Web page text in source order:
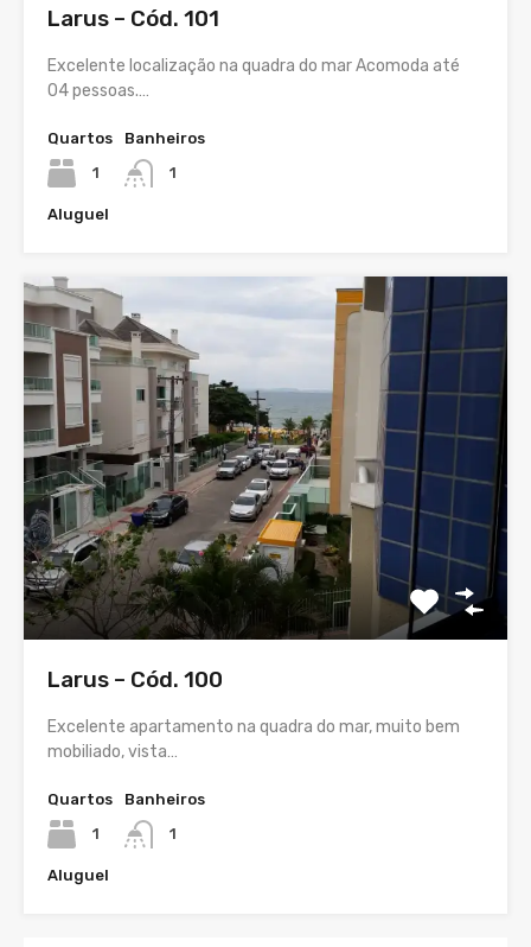
Larus – Cód. 101
Excelente localização na quadra do mar Acomoda até
04 pessoas.…
Quartos
1
Banheiros
1
Aluguel
Larus – Cód. 100
Excelente apartamento na quadra do mar, muito bem
mobiliado, vista…
Quartos
1
Banheiros
1
Aluguel